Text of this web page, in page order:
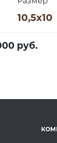
10,5х10
руб.